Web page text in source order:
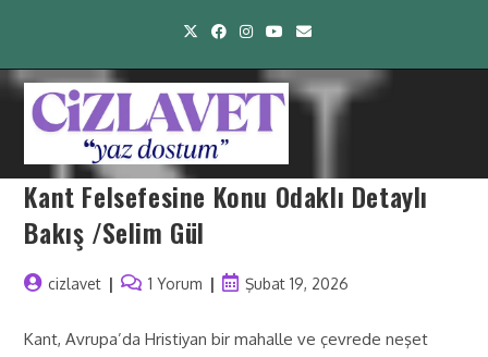
Kant Felsefesine Konu Odaklı Detaylı
Bakış /Selim Gül
cizlavet 1 Yorum Şubat 19, 2026
Kant, Avrupa’da Hristiyan bir mahalle ve çevrede neşet